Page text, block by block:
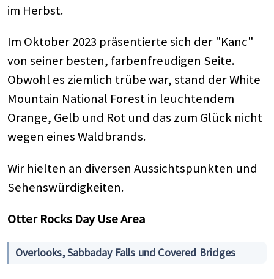
im Herbst.
Im Oktober 2023 präsentierte sich der "Kanc"
von seiner besten, farbenfreudigen Seite.
Obwohl es ziemlich trübe war, stand der White
Mountain National Forest in leuchtendem
Orange, Gelb und Rot und das zum Glück nicht
wegen eines Waldbrands.
Wir hielten an diversen Aussichtspunkten und
Sehenswürdigkeiten.
Otter Rocks Day Use Area
Overlooks, Sabbaday Falls und Covered Bridges